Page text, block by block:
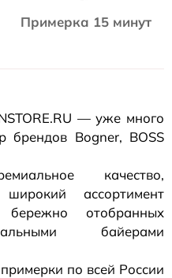
Примерка 15 минут
— уже много
брендов Bogner, BOSS
качество,
ассортимент
бережно отобранных
байерами
по всей России